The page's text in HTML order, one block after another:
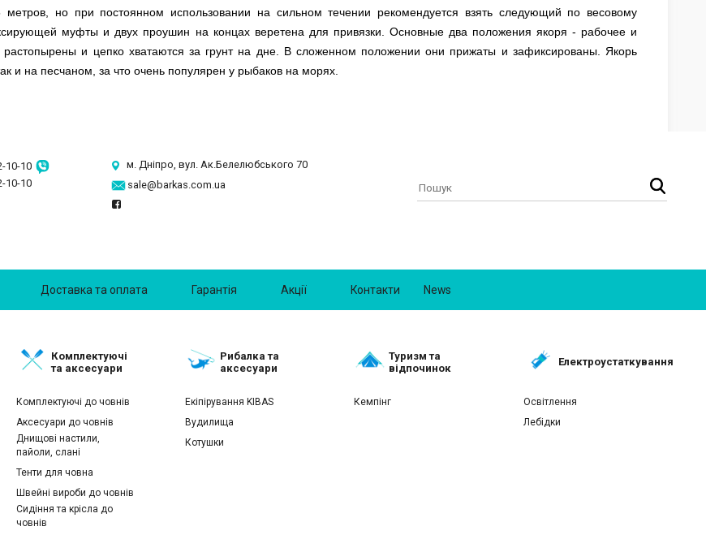
но при постоянном использовании на сильном течении рекомендуется взять следующий по весовому
муфты и двух проушин на концах веретена для привязки. Основные два положения якоря - рабочее и
и цепко хватаются за грунт на дне. В сложенном положении они прижаты и зафиксированы. Якорь
и на песчаном, за что очень популярен у рыбаков на морях.
10-10
10-10
м. Дніпро, вул. Ак.Белелюбського 70
sale@barkas.com.ua
Доставка та оплата Гарантія Акції Контакти News
Комплектуючі
та аксесуари
Комплектуючі до човнів
Аксесуари до човнів
Днищові настили,
пайоли, слані
Тенти для човна
Швейні вироби до човнів
Сидіння та крісла до
човнів
Рибалка та
аксесуари
Екіпірування KIBAS
Вудилища
Котушки
Туризм та
відпочинок
Кемпінг
Електроустаткування
Освітлення
Лебідки